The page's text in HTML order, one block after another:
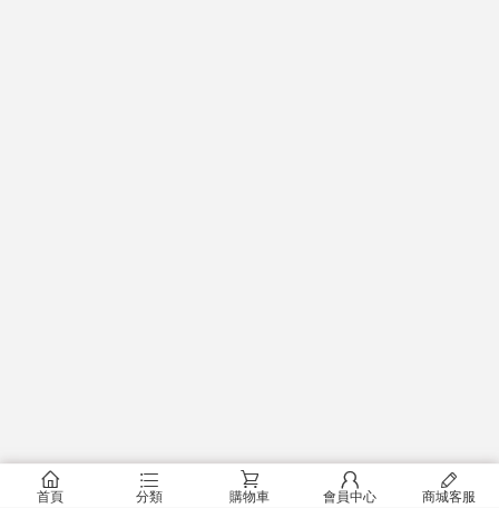
󰂠
首頁
󰂦
分類
󰂟
購物車
󰂢
會員中心
󰄦
商城客服